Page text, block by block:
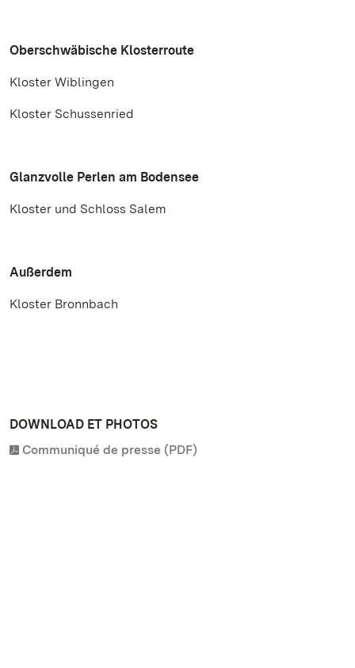
Oberschwäbische Klosterroute
Kloster Wiblingen
Kloster Schussenried
Glanzvolle Perlen am Bodensee
Kloster und Schloss Salem
Außerdem
Kloster Bronnbach
DOWNLOAD ET PHOTOS
Communiqué de presse (PDF)